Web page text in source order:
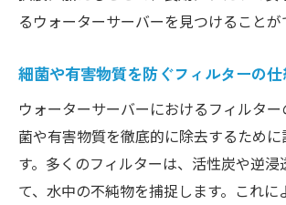
るウォーターサーバーを見つけることが
細菌や有害物質を防ぐフィルターの仕
ウォーターサーバーにおけるフィルタ
菌や有害物質を徹底的に除去するため
す。多くのフィルターは、活性炭や逆浸
て、水中の不純物を捕捉します。これに